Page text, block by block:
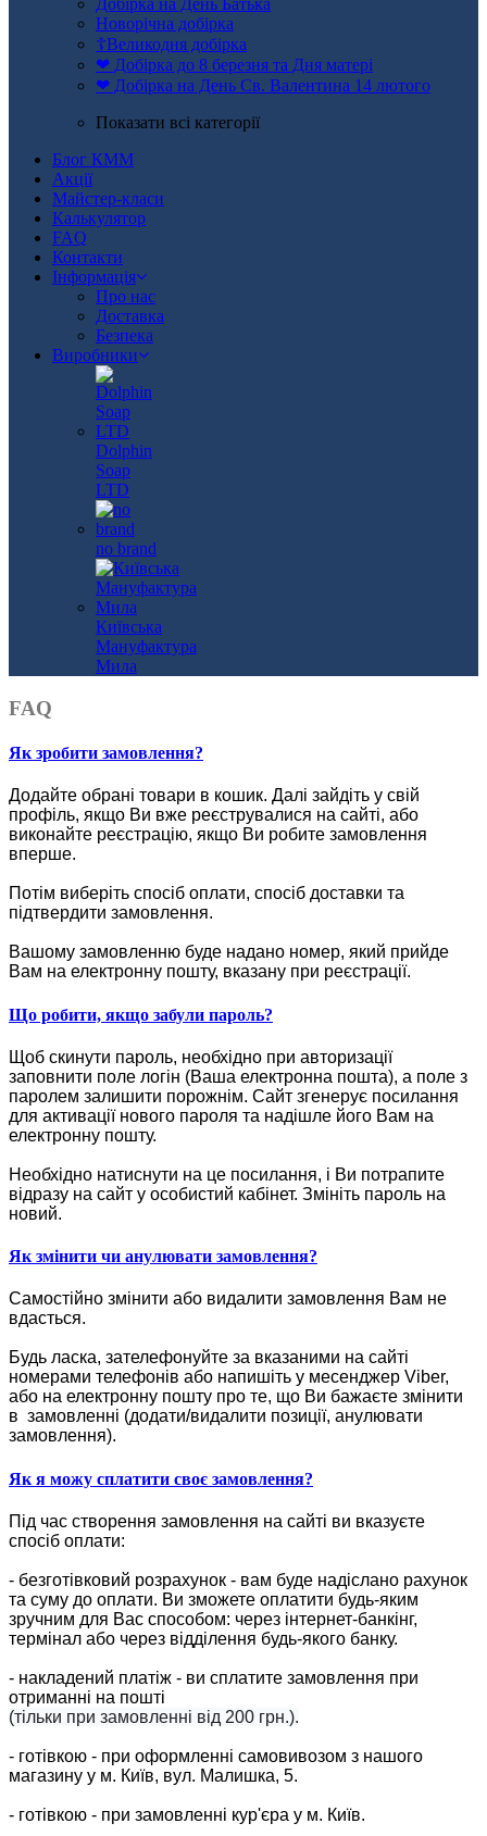
Добірка на День Батька
Новорічна добірка
☦Великодня добірка
❤ Добірка до 8 березня та Дня матері
❤ Добірка на День Св. Валентина 14 лютого
Показати всі категорії
Блог КММ
Акції
Майстер-класи
Калькулятор
FAQ
Контакти
Інформація
Про нас
Доставка
Безпека
Виробники
Dolphin
Soap
LTD
no brand
Київська
Мануфактура
Мила
FAQ
Як зробити замовлення?
Додайте обрані товари в кошик. Далі зайдіть у свій
профіль, якщо Ви вже реєструвалися на сайті, або
виконайте реєстрацію, якщо Ви робите замовлення
вперше.
Потім виберіть спосіб оплати, спосіб доставки та
підтвердити замовлення.
Вашому замовленню буде надано номер, який прийде
Вам на електронну пошту, вказану при реєстрації.
Що робити, якщо забули пароль?
Щоб скинути пароль, необхідно при авторизації
заповнити поле логін (Ваша електронна пошта), а поле з
паролем залишити порожнім. Сайт згенерує посилання
для активації нового пароля та надішле його Вам на
електронну пошту.
Необхідно натиснути на це посилання, і Ви потрапите
відразу на сайт у особистий кабінет. Змініть пароль на
новий.
Як змінити чи анулювати замовлення?
Самостійно змінити або видалити замовлення Вам не
вдасться.
Будь ласка, зателефонуйте за вказаними на сайті
номерами телефонів або напишіть у месенджер Viber,
або на електронну пошту про те, що Ви бажаєте змінити
в замовленні (додати/видалити позиції, анулювати
замовлення).
Як я можу сплатити своє замовлення?
Під час створення замовлення на сайті ви вказуєте
спосіб оплати:
- безготівковий розрахунок - вам буде надіслано рахунок
та суму до оплати. Ви зможете оплатити будь-яким
зручним для Вас способом: через інтернет-банкінг,
термінал або через відділення будь-якого банку.
- накладений платіж - ви сплатите замовлення при
отриманні на пошті
(тільки при замовленні від 200 грн.).
- готівкою - при оформленні самовивозом з нашого
магазину у м. Київ, вул. Малишка, 5.
- готівкою - при замовленні кур'єра у м. Київ.